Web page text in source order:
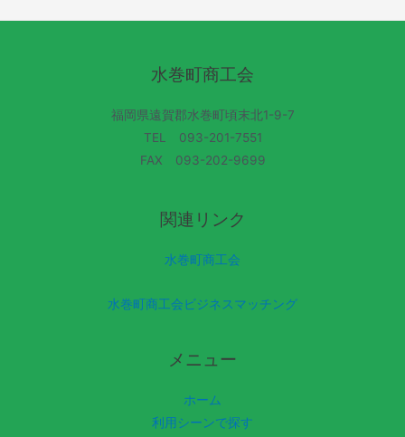
水巻町商工会
福岡県遠賀郡水巻町頃末北1-9-7
TEL 093-201-7551
FAX 093-202-9699
関連リンク
水巻町商工会
水巻町商工会ビジネスマッチング
メニュー
ホーム
利用シーンで探す